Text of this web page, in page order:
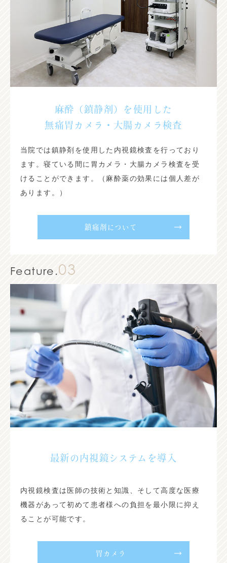
麻酔（鎮静剤）を使用した
無痛胃カメラ・大腸カメラ検査
当院では鎮静剤を使用した内視鏡検査を行っており
ます。寝ている間に胃カメラ・大腸カメラ検査を受
けることができます。（麻酔薬の効果には個人差が
あります。）
鎮痛剤について
Feature.03
最新の内視鏡システムを導入
内視鏡検査は医師の技術と知識、そして高度な医療
機器があって初めて患者様への負担を最小限に抑え
ることが可能です。
胃カメラ